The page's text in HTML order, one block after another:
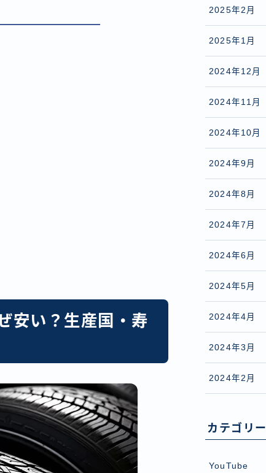
安い？生産国・寿
2025年2月
2025年1月
2024年12月
2024年11月
2024年10月
2024年9月
2024年8月
2024年7月
2024年6月
2024年5月
2024年4月
2024年3月
2024年2月
カテゴリー
YouTube